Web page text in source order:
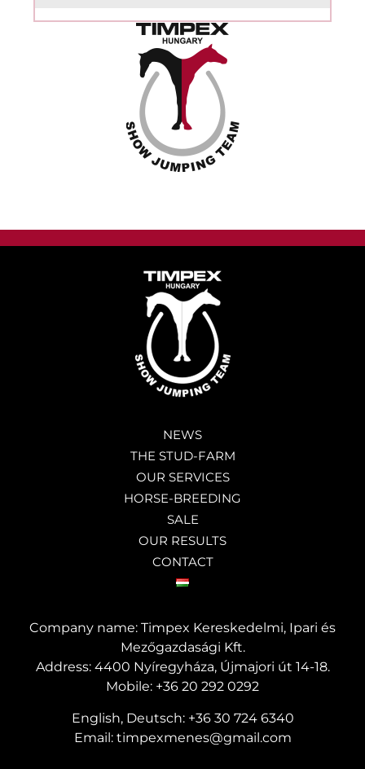
NEWS
THE STUD-FARM
OUR SERVICES
HORSE-BREEDING
SALE
OUR RESULTS
CONTACT
Company name: Timpex Kereskedelmi, Ipari és
Mezőgazdasági Kft.
Address: 4400 Nyíregyháza, Újmajori út 14-18.
Mobile: +36 20 292 0292
English, Deutsch: +36 30 724 6340
Email: timpexmenes@gmail.com